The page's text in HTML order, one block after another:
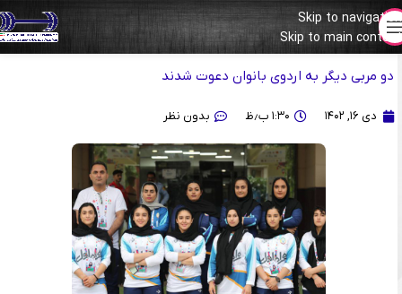
Skip to navigation
Skip to main content
مربیان ادواری جدید بانوان
دو مربی دیگر به اردوی بانوان دعوت شدند
دی ۱۶, ۱۴۰۲ ۱:۳۰ ب٫ظ بدون نظر